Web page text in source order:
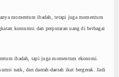
momentum ibadah, tetapi juga momentum
konsumsi dan perputaran uang di berbagai
ibadah, tapi juga momentum ekonomi.
naik, dan daerah-daerah ikut bergerak. Jadi